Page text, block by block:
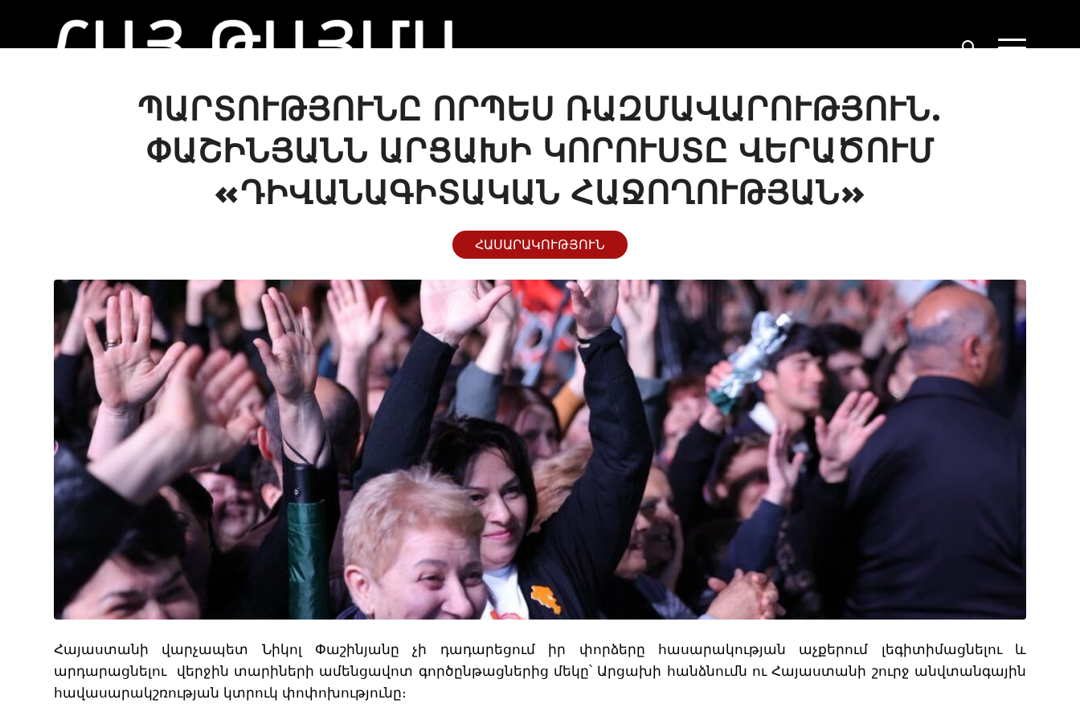
ՊԱՐՏՈՒԹՅՈՒՆԸ ՈՐՊԵՍ ՌԱԶՄԱՎԱՐՈՒԹՅՈՒՆ.
ՓԱՇԻՆՅԱՆՆ ԱՐՑԱԽԻ ԿՈՐՈՒՍՏԸ ՎԵՐԱԾՈՒՄ
«ԴԻՎԱՆԱԳԻՏԱԿԱՆ ՀԱՋՈՂՈՒԹՅԱՆ»
ՀԱՍԱՐԱԿՈՒԹՅՈՒՆ
Հայաստանի վարչապետ Նիկոլ Փաշինյանը չի դադարեցում իր փորձերը հասարակության աչքերում լեգիտիմացնելու և
արդարացնելու վերջին տարիների ամենցավոտ գործընթացներից մեկը՝ Արցախի հանձնումն ու Հայաստանի շուրջ անվտանգային
հավասարակշռության կտրուկ փոփոխությունը։